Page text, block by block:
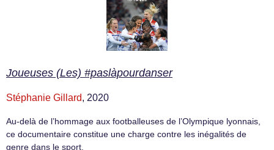
Joueuses (Les) #paslàpourdanser
Stéphanie Gillard, 2020
Au-delà de l’hommage aux footballeuses de l’Olympique lyonnais,
ce documentaire constitue une charge contre les inégalités de
genre dans le sport.